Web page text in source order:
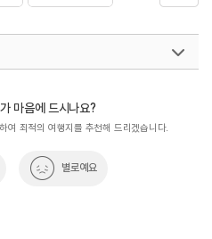
마음에 드시나요?
여 최적의 여행지를 추천해 드리겠습니다.
별로예요